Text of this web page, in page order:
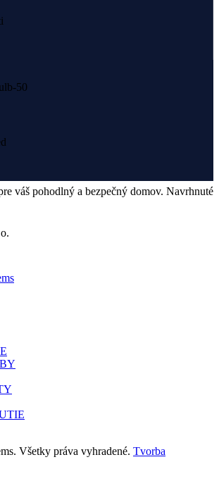
váš pohodlný a bezpečný domov. Navrhnuté
Všetky práva vyhradené. Tvorba